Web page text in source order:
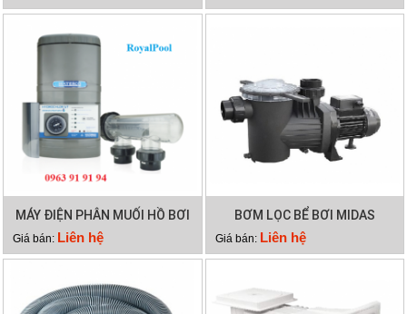
MÁY ĐIỆN PHÂN MUỐI HỒ BƠI
WATERCO HYDROCHLOR ST
2500
Giá bán: Liên hệ
BƠM LỌC BỂ BƠI MIDAS
GAMMA 26
Giá bán: Liên hệ